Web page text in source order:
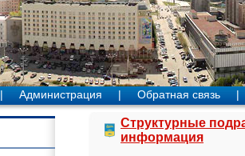
| Администрация | Обратная связь |
Структурные
информация